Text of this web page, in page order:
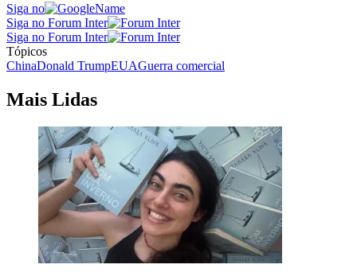
Siga no
Siga no Forum Inter
Siga no Forum Inter
Tópicos
ChinaDonald TrumpEUAGuerra comercial
Mais Lidas